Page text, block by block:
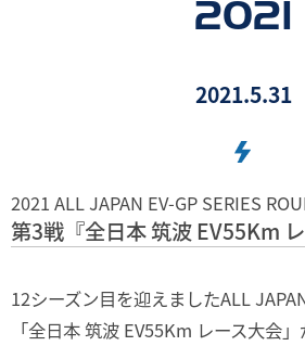
2021
2021.5.31
2021 ALL JAPAN EV-GP SERIES
第3戦『全日本 筑波 EV55Km レ
12シーズン目を迎えましたALL
「全日本 筑波 EV55Km レース大会